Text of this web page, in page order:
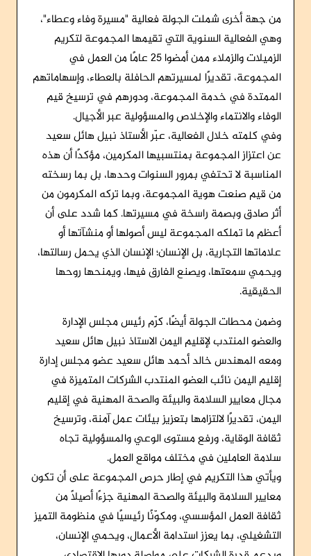
من جهة أخرى شملت الجولة فعالية "مسيرة وفاء وعطاء"،
وهي الفعالية السنوية التي تقيمها المجموعة لتكريم
الزميلات والزملاء ممن أمضوا ٢٥ عامًا من العمل في
المجموعة، تقديرًا لمسيرتهم الحافلة بالعطاء، وإسهاماتهم
الممتدة في خدمة المجموعة، ودورهم في ترسيخ قيم
الوفاء والانتماء والإخلاص والمسؤولية عبر الأجيال.
وفي كلمته خلال الفعالية، عبّر الأستاذ نبيل هائل سعيد
عن اعتزاز المجموعة بمنتسبيها المكرمين، مؤكدًا أن هذه
المناسبة لا تحتفي بمرور السنوات وحدها، بل بما رسخته
من قيم صنعت هوية المجموعة، وبما تركه المكرمون من
أثر صادق وبصمة راسخة في مسيرتها. كما شدد على أن
أعظم ما تملكه المجموعة ليس أصولها أو منشآتها أو
علاماتها التجارية، بل الإنسان؛ الإنسان الذي يحمل رسالتها،
ويحمي سمعتها، ويصنع الفارق فيها، ويمنحها روحها
الحقيقية.
وضمن محطات الجولة أيضًا، كرّم رئيس مجلس الإدارة
والعضو المنتدب لإقليم اليمن الاستاذ نبيل هائل سعيد
ومعه المهندس خالد أحمد هائل سعيد عضو مجلس إدارة
إقليم اليمن نائب العضو المنتدب الشركات المتميزة في
مجال معايير السلامة والبيئة والصحة المهنية في إقليم
اليمن، تقديرًا لالتزامها بتعزيز بيئات عمل آمنة، وترسيخ
ثقافة الوقاية، ورفع مستوى الوعي والمسؤولية تجاه
سلامة العاملين في مختلف مواقع العمل.
ويأتي هذا التكريم في إطار حرص المجموعة على أن تكون
معايير السلامة والبيئة والصحة المهنية جزءًا أصيلًا من
ثقافة العمل المؤسسي، ومكوّنًا رئيسيًا في منظومة التميز
التشغيلي، بما يعزز استدامة الأعمال، ويحمي الإنسان،